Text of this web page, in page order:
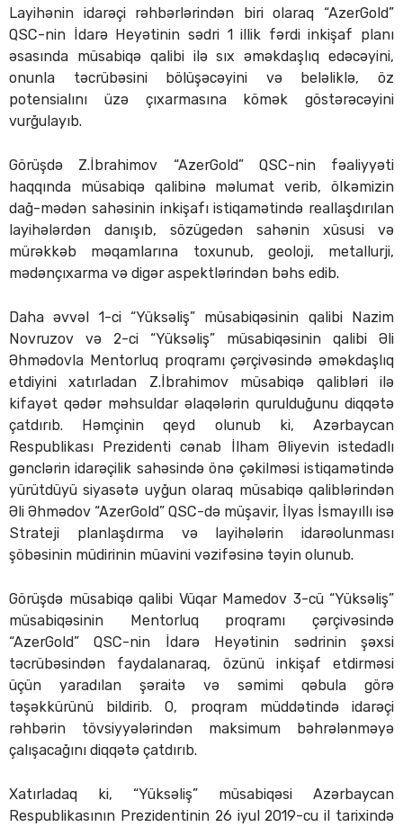
Layihənin idarəçi rəhbərlərindən biri olaraq “AzerGold”
QSC-nin İdarə Heyətinin sədri 1 illik fərdi inkişaf planı
əsasında müsabiqə qalibi ilə sıx əməkdaşlıq edəcəyini,
onunla təcrübəsini bölüşəcəyini və beləliklə, öz
potensialını üzə çıxarmasına kömək göstərəcəyini
vurğulayıb.
Görüşdə Z.İbrahimov “AzerGold” QSC-nin fəaliyyəti
haqqında müsabiqə qalibinə məlumat verib, ölkəmizin
dağ-mədən sahəsinin inkişafı istiqamətində reallaşdırılan
layihələrdən danışıb, sözügedən sahənin xüsusi və
mürəkkəb məqamlarına toxunub, geoloji, metallurji,
mədənçıxarma və digər aspektlərindən bəhs edib.
Daha əvvəl 1-ci “Yüksəliş” müsabiqəsinin qalibi Nazim
Novruzov və 2-ci “Yüksəliş” müsabiqəsinin qalibi Əli
Əhmədovla Mentorluq proqramı çərçivəsində əməkdaşlıq
etdiyini xatırladan Z.İbrahimov müsabiqə qalibləri ilə
kifayət qədər məhsuldar əlaqələrin qurulduğunu diqqətə
çatdırıb. Həmçinin qeyd olunub ki, Azərbaycan
Respublikası Prezidenti cənab İlham Əliyevin istedadlı
gənclərin idarəçilik sahəsində önə çəkilməsi istiqamətində
yürütdüyü siyasətə uyğun olaraq müsabiqə qaliblərindən
Əli Əhmədov “AzerGold” QSC-də müşavir, İlyas İsmayıllı isə
Strateji planlaşdırma və layihələrin idarəolunması
şöbəsinin müdirinin müavini vəzifəsinə təyin olunub.
Görüşdə müsabiqə qalibi Vüqar Mamedov 3-cü “Yüksəliş”
müsabiqəsinin Mentorluq proqramı çərçivəsində
“AzerGold” QSC-nin İdarə Heyətinin sədrinin şəxsi
təcrübəsindən faydalanaraq, özünü inkişaf etdirməsi
üçün yaradılan şəraitə və səmimi qəbula görə
təşəkkürünü bildirib. O, proqram müddətində idarəçi
rəhbərin tövsiyyələrindən maksimum bəhrələnməyə
çalışacağını diqqətə çatdırıb.
Xatırladaq ki, “Yüksəliş” müsabiqəsi Azərbaycan
Respublikasının Prezidentinin 26 iyul 2019-cu il tarixində